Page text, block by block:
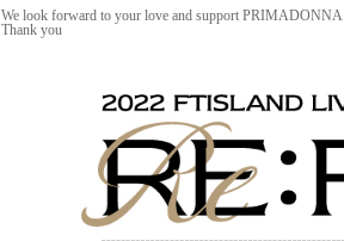
We look forward to your love and support PRIMADONNA
Thank you